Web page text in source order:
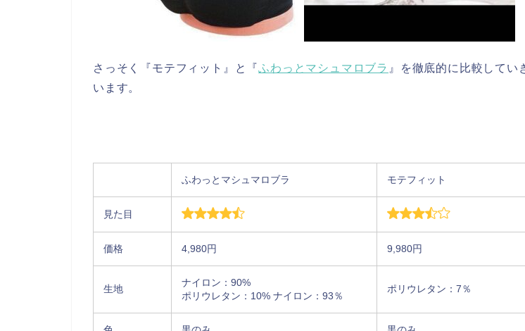
さっそく『モテフィット』と『ふわっとマシュマロブラ 』を徹底的に比較してい
います。
ふわっとマシュマロブラ モテフィット
見た目
価格 4,980円 9,980円
生地
ナイロン：90%
ポリウレタン：10% ナイロン：93％
ポリウレタン：7％